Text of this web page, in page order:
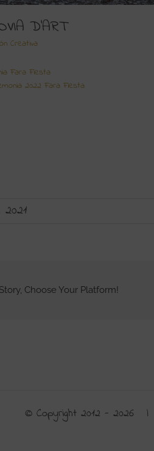
D'ART
Creativa
Fara Fiesta
2022 Fara Fiesta
Choose Your Platform!
© Copyright 2012 - 2026 |